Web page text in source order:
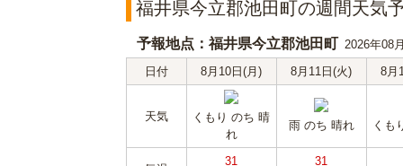
福井県今立郡池田町の週間天気
予報地点：福井県今立郡池田町 2026年08
日付
8月10日(月) 8月11日(火) 8月
天気
くもり のち 晴
れ
雨 のち 晴れ くも
31
31